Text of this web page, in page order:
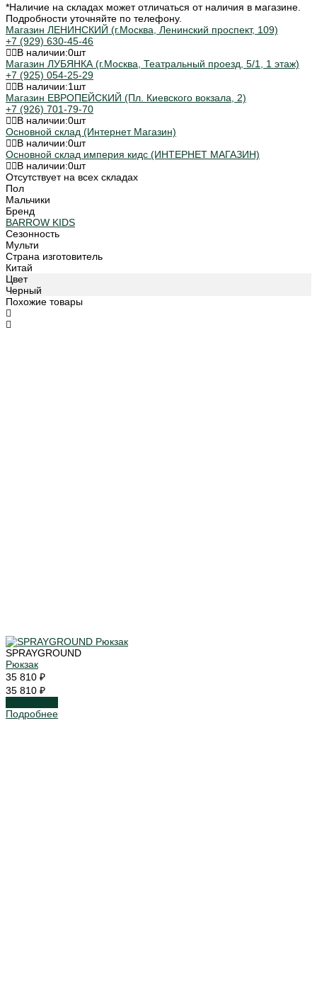
*Наличие на складах может отличаться от наличия в магазине.
Подробности уточняйте по телефону.
Магазин ЛЕНИНСКИЙ (г.Москва, Ленинский проспект, 109)
+7 (929) 630-45-46
В наличии:0шт
Магазин ЛУБЯНКА (г.Москва, Театральный проезд, 5/1, 1 этаж)
+7 (925) 054-25-29
В наличии:1 шт
Магазин ЕВРОПЕЙСКИЙ (Пл. Киевского вокзала, 2)
+7 (926) 701-79-70
В наличии:0шт
Основной склад (Интернет Магазин)
В наличии:0шт
Основной склад империя кидс (ИНТЕРНЕТ МАГАЗИН)
В наличии:0шт
Отсутствует на всех складах
Пол
Мальчики
Бренд
BARROW KIDS
Сезонность
Мульти
Страна изготовитель
Китай
Цвет
Черный
Похожие товары
SPRAYGROUND
Рюкзак
35 810 ₽
35 810 ₽
Подробнее